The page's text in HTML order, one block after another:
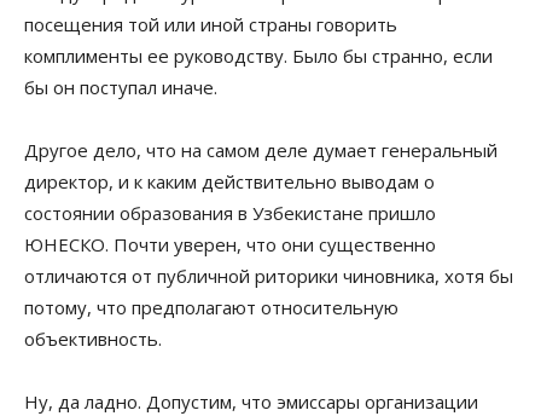
посещения той или иной страны говорить
комплименты ее руководству. Было бы странно, если
бы он поступал иначе.
Другое дело, что на самом деле думает генеральный
директор, и к каким действительно выводам о
состоянии образования в Узбекистане пришло
ЮНЕСКО. Почти уверен, что они существенно
отличаются от публичной риторики чиновника, хотя бы
потому, что предполагают относительную
объективность.
Ну, да ладно. Допустим, что эмиссары организации